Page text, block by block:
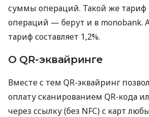
суммы операций. Такой же
операций — берут и в monobank.
тариф составляет 1,2%.
О QR-эквайринге
Вместе с тем QR-эквайринг
оплату сканированием QR-кода
через ссылку (без NFC) с карт